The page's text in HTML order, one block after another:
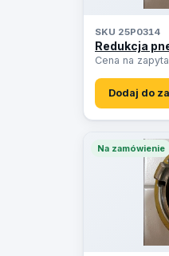
SKU 25P0314
Redukcja
Cena na
Dodaj do
Na zamówienie